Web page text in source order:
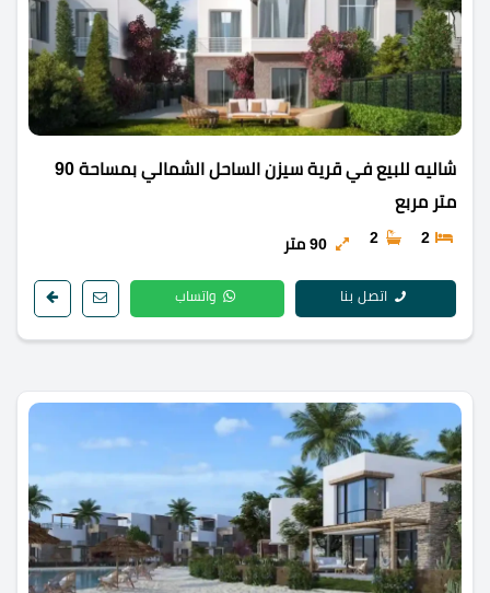
شاليه للبيع في قرية سيزن الساحل الشمالي بمساحة 90
متر مربع
2
2 90 متر
اتصل بنا واتساب